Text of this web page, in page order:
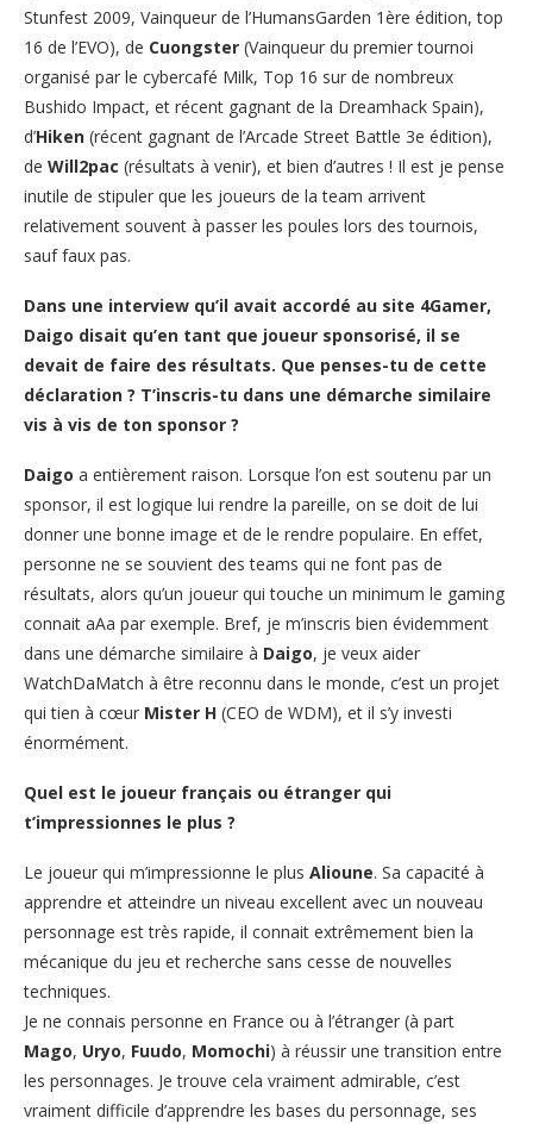
Stunfest 2009, Vainqueur de l’HumansGarden 1ère édition, top
16 de l’EVO), de Cuongster (Vainqueur du premier tournoi
organisé par le cybercafé Milk, Top 16 sur de nombreux
Bushido Impact, et récent gagnant de la Dreamhack Spain),
d’Hiken (récent gagnant de l’Arcade Street Battle 3e édition),
de Will2pac (résultats à venir), et bien d’autres ! Il est je pense
inutile de stipuler que les joueurs de la team arrivent
relativement souvent à passer les poules lors des tournois,
sauf faux pas.
Dans une interview qu’il avait accordé au site 4Gamer,
Daigo disait qu’en tant que joueur sponsorisé, il se
devait de faire des résultats. Que penses-tu de cette
déclaration ? T’inscris-tu dans une démarche similaire
vis à vis de ton sponsor ?
Daigo a entièrement raison. Lorsque l’on est soutenu par un
sponsor, il est logique lui rendre la pareille, on se doit de lui
donner une bonne image et de le rendre populaire. En effet,
personne ne se souvient des teams qui ne font pas de
résultats, alors qu’un joueur qui touche un minimum le gaming
connait aAa par exemple. Bref, je m’inscris bien évidemment
dans une démarche similaire à Daigo, je veux aider
WatchDaMatch à être reconnu dans le monde, c’est un projet
qui tien à cœur Mister H (CEO de WDM), et il s’y investi
énormément.
Quel est le joueur français ou étranger qui
t’impressionnes le plus ?
Le joueur qui m’impressionne le plus Alioune. Sa capacité à
apprendre et atteindre un niveau excellent avec un nouveau
personnage est très rapide, il connait extrêmement bien la
mécanique du jeu et recherche sans cesse de nouvelles
techniques.
Je ne connais personne en France ou à l’étranger (à part
Mago, Uryo, Fuudo, Momochi) à réussir une transition entre
les personnages. Je trouve cela vraiment admirable, c’est
vraiment difficile d’apprendre les bases du personnage, ses